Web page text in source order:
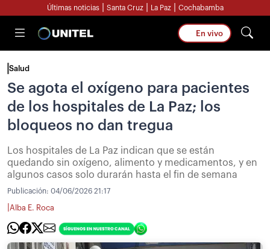
Últimas noticias Santa Cruz La Paz Cochabamba
En vivo
Salud
Se agota el oxígeno para pacientes
de los hospitales de La Paz; los
bloqueos no dan tregua
Los hospitales de La Paz indican que se están
quedando sin oxígeno, alimento y medicamentos, y en
algunos casos solo durarán hasta el fin de semana
Publicación: 04/06/2026 21:17
Alba E. Roca